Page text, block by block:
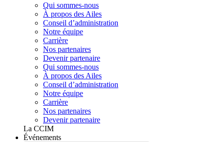
Qui sommes-nous
À propos des Ailes
Conseil d’administration
Notre équipe
Carrière
Nos partenaires
Devenir partenaire
Qui sommes-nous
À propos des Ailes
Conseil d’administration
Notre équipe
Carrière
Nos partenaires
Devenir partenaire
La CCIM
Événements